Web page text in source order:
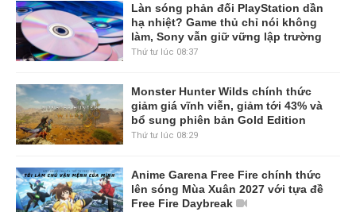
Làn sóng phản đối PlayStation dần
hạ nhiệt? Game thủ chỉ nói không
làm, Sony vẫn giữ vững lập trường
Thứ tư lúc 08:37
Monster Hunter Wilds chính thức
giảm giá vĩnh viễn, giảm tới 43% và
bổ sung phiên bản Gold Edition
Thứ tư lúc 08:29
Anime Garena Free Fire chính thức
lên sóng Mùa Xuân 2027 với tựa đề
Free Fire Daybreak